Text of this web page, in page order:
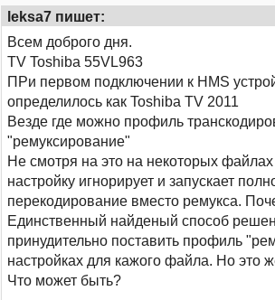
leksa7 пишет:
Всем доброго дня.
TV Toshiba 55VL963
ПРи первом подключении к HMS
определилось как Toshiba TV 2011
Везде где можно профиль
"ремуксирование"
Не смотря на это на некоторых файлах
настройку игнорирует и запускает
перекодирование вместо ремукса.
Единственный найденый способ
принудительно поставить профиль
настройках для кажого файла. Но это
Что может быть?